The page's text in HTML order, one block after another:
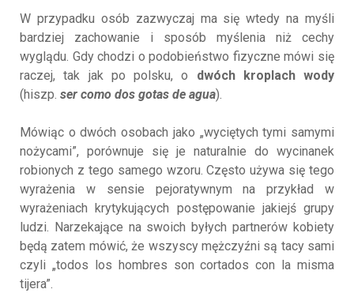
W przypadku osób zazwyczaj ma się wtedy na myśli
bardziej zachowanie i sposób myślenia niż cechy
wyglądu. Gdy chodzi o podobieństwo fizyczne mówi się
raczej, tak jak po polsku, o dwóch kroplach wody
(hiszp. ser como dos gotas de agua).
Mówiąc o dwóch osobach jako „wyciętych tymi samymi
nożycami”, porównuje się je naturalnie do wycinanek
robionych z tego samego wzoru. Często używa się tego
wyrażenia w sensie pejoratywnym na przykład w
wyrażeniach krytykujących postępowanie jakiejś grupy
ludzi. Narzekające na swoich byłych partnerów kobiety
będą zatem mówić, że wszyscy mężczyźni są tacy sami
czyli „todos los hombres son cortados con la misma
tijera”.